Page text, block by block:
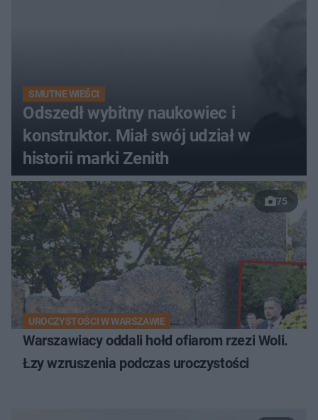
SMUTNE WIEŚCI
Odszedł wybitny naukowiec i
konstruktor. Miał swój udział w
historii marki Zenith
75
UROCZYSTOŚCI W WARSZAWIE
Warszawiacy oddali hołd ofiarom rzezi Woli.
Łzy wzruszenia podczas uroczystości